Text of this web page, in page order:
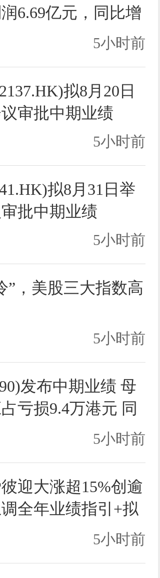
6.69亿元，同比增
5小时前
拟8月20日
审批中期业绩
5小时前
拟8月31日举
批中期业绩
5小时前
”，美股三大指数高
5小时前
发布中期业绩 母
亏损9.4万港元 同
5小时前
迎大涨超15%创逾
全年业绩指引+拟
5小时前